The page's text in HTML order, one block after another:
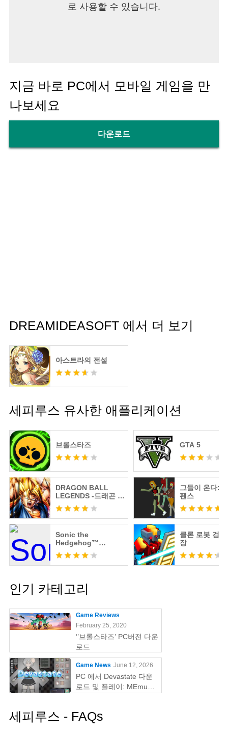
로 사용할 수 있습니다.
지금 바로 PC에서 모바일 게임을 만
나보세요
다운로드
DREAMIDEASOFT 에서 더 보기
아스트라의 전설
세피루스 유사한 애플리케이션
브롤스타즈 GTA 5
DRAGON BALL
LEGENDS -드래곤 볼
레전즈-
그들이 온다:
펜스
Sonic the
Hedgehog™
Classic
클론 로봇 검
장
인기 카테고리
Game Reviews
February 25, 2020
‘’브롤스타즈’ PC버전 다운
로드
Game News June 12, 2026
PC 에서 Devastate 다운
로드 및 플레이: MEmu
세피루스 - FAQs